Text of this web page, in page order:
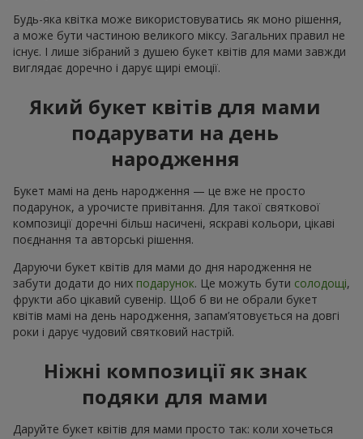
Будь-яка квітка може використовуватись як моно рішення,
а може бути частиною великого міксу. Загальних правил не
існує. І лише зібраний з душею букет квітів для мами завжди
виглядає доречно і дарує щирі емоції.
Який букет квітів для мами
подарувати на день
народження
Букет мамі на день народження — це вже не просто
подарунок, а урочисте привітання. Для такої святкової
композиції доречні більш насичені, яскраві кольори, цікаві
поєднання та авторські рішення.
Даруючи букет квітів для мами до дня народження не
забути додати до них подарунок. Це можуть бути солодощі,
фрукти або цікавий сувенір. Щоб б ви не обрали букет
квітів мамі на день народження, запам’ятовується на довгі
роки і дарує чудовий святковий настрій.
Ніжні композиції як знак
подяки для мами
Даруйте букет квітів для мами просто так: коли хочеться